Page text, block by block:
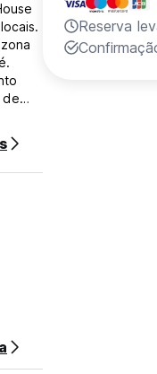
de
O
o
Reserva